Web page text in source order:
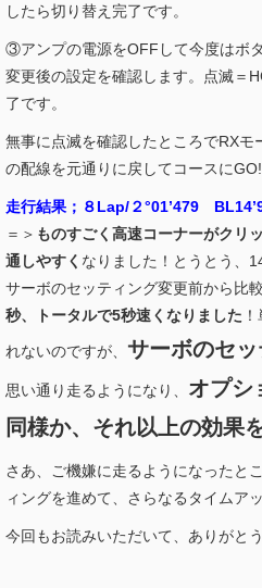
したら切り替え完了です。
③アンプの電源をOFFして今度はボ
変更後の設定を確認します。点滅＝
了です。
無事に点滅を確認したところでRXモ
の配線を元通りに戻してコースにGO!
走行結果；８Lap/２°01’479
＝＞ ものすごく高速コーナーがクリ
通しやすく なりました！とうとう、
サーボのセッティング変更前から比較
秒、トータルで5秒速くなりました
れないのですが、 サーボのセ
思い通り走るようになり、 オプシ
同様か、それ以上の効果
さあ、ご機嫌に走るようになったと
ィングを進めて、さらなるタイムア
今回もお読みいただいて、ありがと